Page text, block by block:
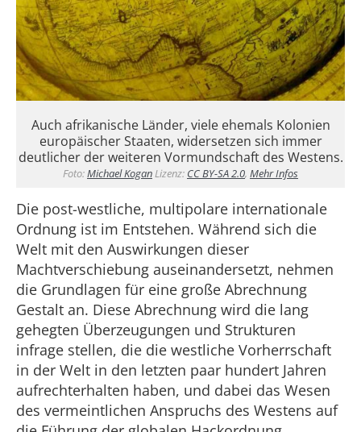
Auch afrikanische Länder, viele ehemals Kolonien
europäischer Staaten, widersetzen sich immer
deutlicher der weiteren Vormundschaft des Westens.
Foto:Michael Kogan Lizenz: CC BY-SA 2.0, Mehr Infos
Die post-westliche, multipolare internationale
Ordnung ist im Entstehen. Während sich die
Welt mit den Auswirkungen dieser
Machtverschiebung auseinandersetzt, nehmen
die Grundlagen für eine große Abrechnung
Gestalt an. Diese Abrechnung wird die lang
gehegten Überzeugungen und Strukturen
infrage stellen, die die westliche Vorherrschaft
in der Welt in den letzten paar hundert Jahren
aufrechterhalten haben, und dabei das Wesen
des vermeintlichen Anspruchs des Westens auf